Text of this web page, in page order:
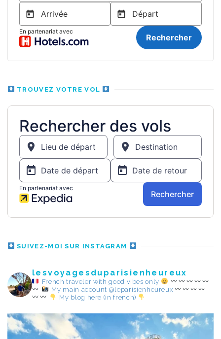
TROUVEZ VOTRE VOL
SUIVEZ-MOI SUR INSTAGRAM
lesvoyagesduparisienheureux
French traveler with good vibes only
My main account @leparisienheureux
My blog here (in french)